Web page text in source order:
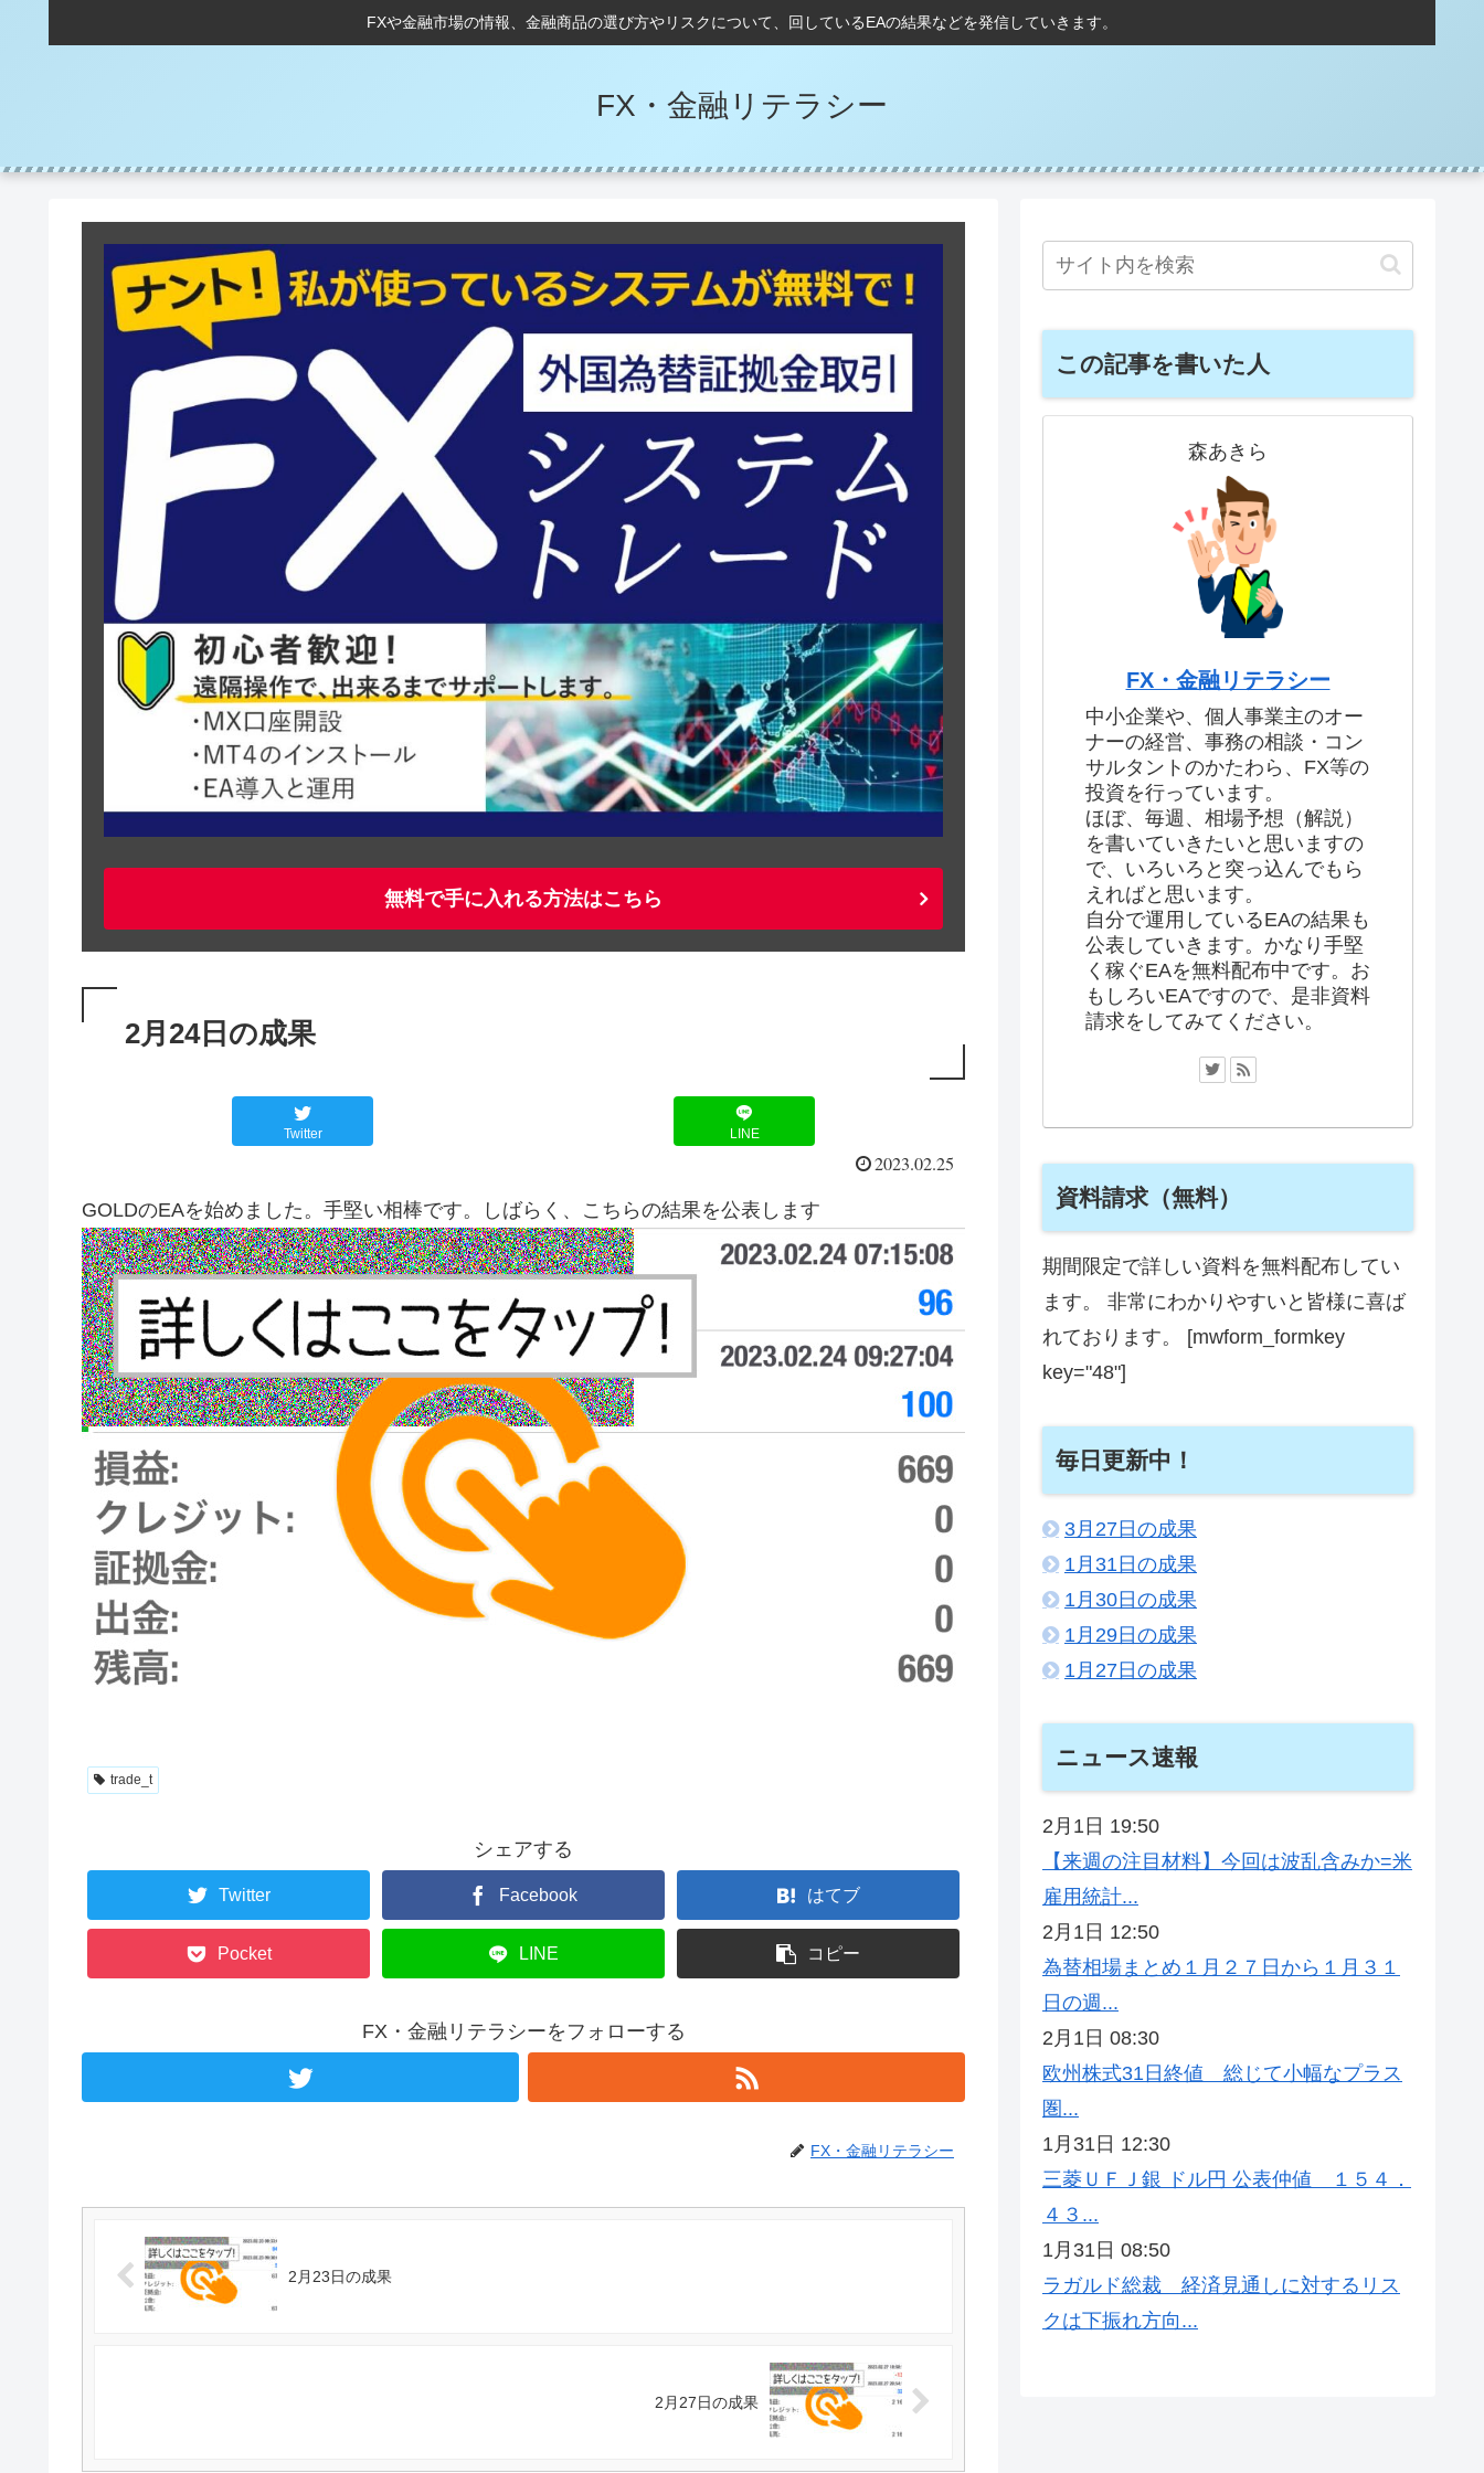
FXや金融市場の情報、金融商品の選び方やリスクについて、回しているEAの結果などを発信していきます。
FX・金融リテラシー
無料で手に入れる方法はこちら
2月24日の成果
Twitter LINE
2023.02.25
GOLDのEAを始めました。手堅い相棒です。しばらく、こちらの結果を公表します
trade_t
シェアする
Twitter Facebook はてブ
Pocket LINE コピー
FX・金融リテラシーをフォローする
FX・金融リテラシー
2月23日の成果
2月27日の成果
この記事を書いた人
森あきら
FX・金融リテラシー
中小企業や、個人事業主のオー
ナーの経営、事務の相談・コン
サルタントのかたわら、FX等の
投資を行っています。
ほぼ、毎週、相場予想（解説）
を書いていきたいと思いますの
で、いろいろと突っ込んでもら
えればと思います。
自分で運用しているEAの結果も
公表していきます。かなり手堅
く稼ぐEAを無料配布中です。お
もしろいEAですので、是非資料
請求をしてみてください。
資料請求（無料）
期間限定で詳しい資料を無料配布してい
ます。 非常にわかりやすいと皆様に喜ば
れております。 [mwform_formkey
key="48"]
毎日更新中！
3月27日の成果
1月31日の成果
1月30日の成果
1月29日の成果
1月27日の成果
ニュース速報
2月1日 19:50
【来週の注目材料】今回は波乱含みか=米
雇用統計...
2月1日 12:50
為替相場まとめ１月２７日から１月３１
日の週...
2月1日 08:30
欧州株式31日終値 総じて小幅なプラス
圏...
1月31日 12:30
三菱ＵＦＪ銀 ドル円 公表仲値 １５４．
４３...
1月31日 08:50
ラガルド総裁 経済見通しに対するリス
クは下振れ方向...